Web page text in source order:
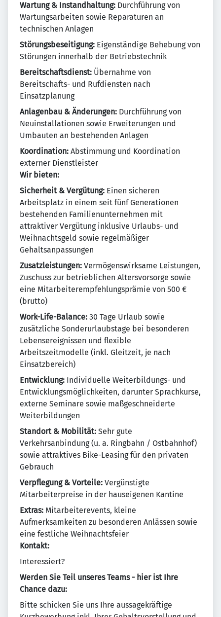
Wartung & Instandhaltung: Durchführung von
Wartungsarbeiten sowie Reparaturen an
technischen Anlagen
Störungsbeseitigung: Eigenständige Behebung von
Störungen innerhalb der Betriebstechnik
Bereitschaftsdienst: Übernahme von
Bereitschafts- und Rufdiensten nach
Einsatzplanung
Anlagenbau & Änderungen: Durchführung von
Neuinstallationen sowie Erweiterungen und
Umbauten an bestehenden Anlagen
Koordination: Abstimmung und Koordination
externer Dienstleister
Wir bieten:
Sicherheit & Vergütung: Einen sicheren
Arbeitsplatz in einem seit fünf Generationen
bestehenden Familienunternehmen mit
attraktiver Vergütung inklusive Urlaubs- und
Weihnachtsgeld sowie regelmäßiger
Gehaltsanpassungen
Zusatzleistungen: Vermögenswirksame Leistungen,
Zuschuss zur betrieblichen Altersvorsorge sowie
eine Mitarbeiterempfehlungsprämie von 500 €
(brutto)
Work-Life-Balance: 30 Tage Urlaub sowie
zusätzliche Sonderurlaubstage bei besonderen
Lebensereignissen und flexible
Arbeitszeitmodelle (inkl. Gleitzeit, je nach
Einsatzbereich)
Entwicklung: Individuelle Weiterbildungs- und
Entwicklungsmöglichkeiten, darunter Sprachkurse,
externe Seminare sowie maßgeschneiderte
Weiterbildungen
Standort & Mobilität: Sehr gute
Verkehrsanbindung (u. a. Ringbahn / Ostbahnhof)
sowie attraktives Bike-Leasing für den privaten
Gebrauch
Verpflegung & Vorteile: Vergünstigte
Mitarbeiterpreise in der hauseigenen Kantine
Extras: Mitarbeiterevents, kleine
Aufmerksamkeiten zu besonderen Anlässen sowie
eine festliche Weihnachtsfeier
Kontakt:
Interessiert?
Werden Sie Teil unseres Teams - hier ist Ihre
Chance dazu:
Bitte schicken Sie uns Ihre aussagekräftige